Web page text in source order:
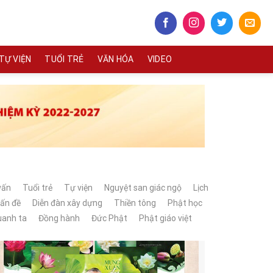
TỰ VIỆN TUỔI TRẺ VĂN HÓA VIDEO
Tuổi trẻ Tự viện Nguyệt san giác ngộ
Lịch
đề Diễn đàn xây dựng Thiền tông
Phật học
ta Đồng hành Đức Phật
Phật giáo việt